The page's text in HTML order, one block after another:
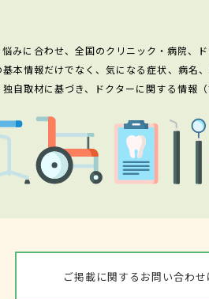
みに合わせ、全国のクリニック・病院、
本情報だけでなく、気になる症状、病名
自取材に基づき、ドクターに関する情報
ご掲載に関するお問い合わせ